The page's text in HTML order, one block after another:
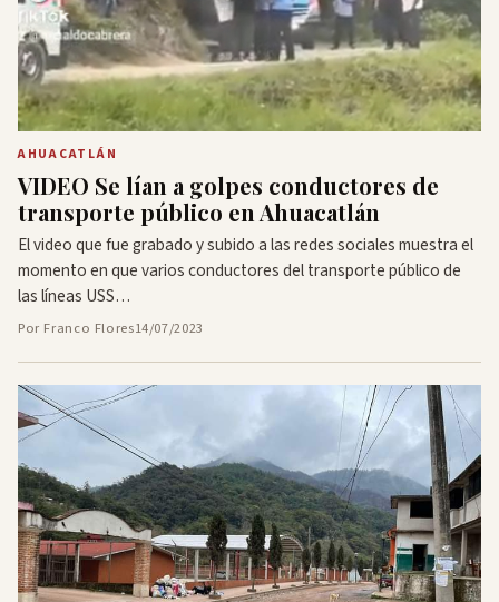
AHUACATLÁN
VIDEO Se lían a golpes conductores de
transporte público en Ahuacatlán
El video que fue grabado y subido a las redes sociales muestra el
momento en que varios conductores del transporte público de
las líneas USS…
Por Franco Flores14/07/2023